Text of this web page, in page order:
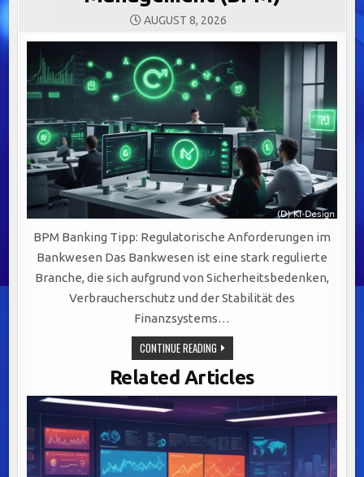
AUGUST 8, 2026
BPM Banking Tipp: Regulatorische Anforderungen im
Bankwesen Das Bankwesen ist eine stark regulierte
Branche, die sich aufgrund von Sicherheitsbedenken,
Verbraucherschutz und der Stabilität des
Finanzsystems…
CONTINUE READINGREGULATORISCHE
ANFORDERUNGEN
IM
BANKWESEN:
SCHLÜSSEL
ZU
EFFEKTIVEM
BUSINESS
PROCESS
MANAGEMENT
(BPM)
Related Articles